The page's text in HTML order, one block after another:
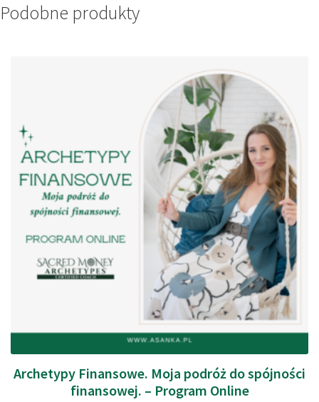
-
Podobne produkty
Archetypy Finansowe. Moja podróż do spójności
finansowej. – Program Online